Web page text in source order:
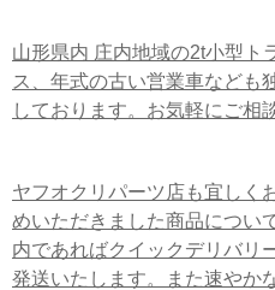
山形県内 庄内地域の2t小型ト
ス、年式の古い営業車なども
しております。お気軽にご相
ヤフオクリパーツ店も宜しく
めいただきました商品につい
内であればクイックデリバリ
発送いたします。また速やか